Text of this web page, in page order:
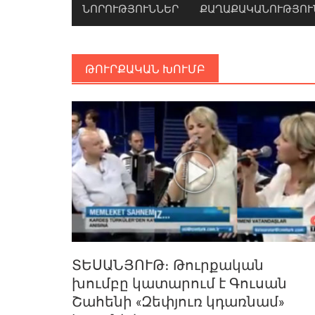
ՆՈՐՈՒԹՅՈՒՆՆԵՐ
ԹՈՒՐՔԱԿԱՆ ԽՈՒՄԲ
ՏԵՍԱՆՅՈՒԹ։ Թուրքական
խումբը կատարում է Գուսան
Շահենի «Զեփյուռ կդառնամ»